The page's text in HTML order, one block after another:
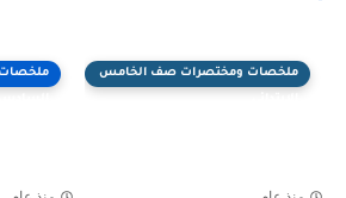
ملخصات ومختصرات صف الخامس